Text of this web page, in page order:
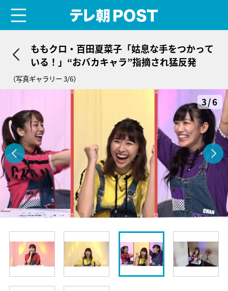
ももクロ・百田夏菜子「姑息な手をつかって
いる！」“おバカキャラ”指摘され猛反発
（写真ギャラリー 3/6）
3/6